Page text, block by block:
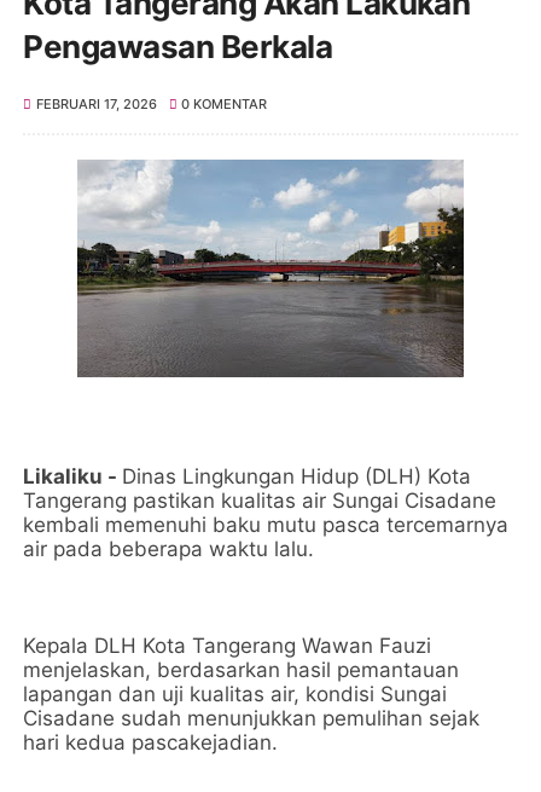
Pengawasan Berkala
FEBRUARI 17, 2026 0 KOMENTAR
Likaliku - Dinas Lingkungan Hidup (DLH) Kota
Tangerang pastikan kualitas air Sungai Cisadane
kembali memenuhi baku mutu pasca tercemarnya
air pada beberapa waktu lalu.
Kepala DLH Kota Tangerang Wawan Fauzi
menjelaskan, berdasarkan hasil pemantauan
lapangan dan uji kualitas air, kondisi Sungai
Cisadane sudah menunjukkan pemulihan sejak
hari kedua pascakejadian.